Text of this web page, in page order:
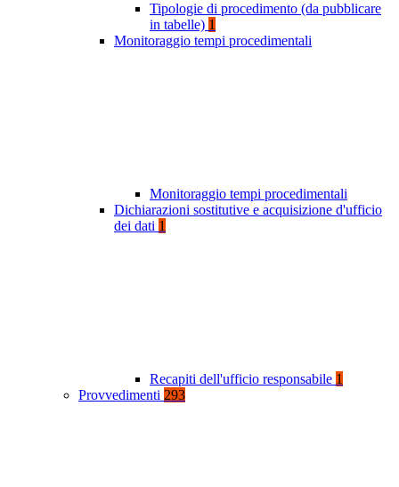
Tipologie di procedimento (da pubblicare
in tabelle) 1
Monitoraggio tempi procedimentali
Monitoraggio tempi procedimentali
Dichiarazioni sostitutive e acquisizione d'ufficio
dei dati 1
Recapiti dell'ufficio responsabile 1
Provvedimenti 293